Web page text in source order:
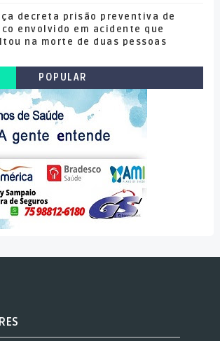
decreta prisão preventiva de
envolvido em acidente que
na morte de duas pessoas
POPULAR